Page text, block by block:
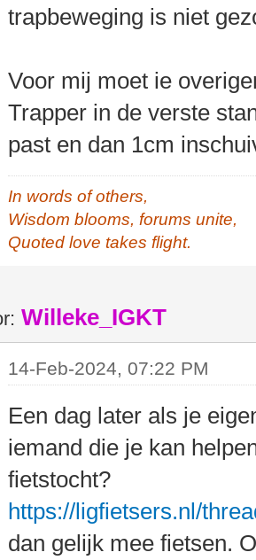
trapbeweging is niet
Voor mij moet ie
Trapper in de verste
past en dan 1cm
In words of others,
Wisdom blooms, forums unite,
Quoted love takes flight.
Willeke_IGKT
14-Feb-2024, 07:22 PM
Een dag later als je
iemand die je kan
fietstocht?
https://ligfietsers.nl/
dan gelijk mee fietsen.